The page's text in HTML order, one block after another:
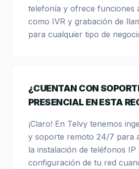
telefonía y ofrece funciones
como IVR y grabación de
para cualquier tipo de
¿CUENTAN CON
PRESENCIAL EN ESTA
¡Claro! En Telvy tenemos
y soporte remoto 24/7 para
la instalación de teléfonos IP
configuración de tu red